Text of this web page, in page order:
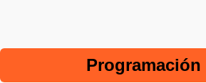
Programación